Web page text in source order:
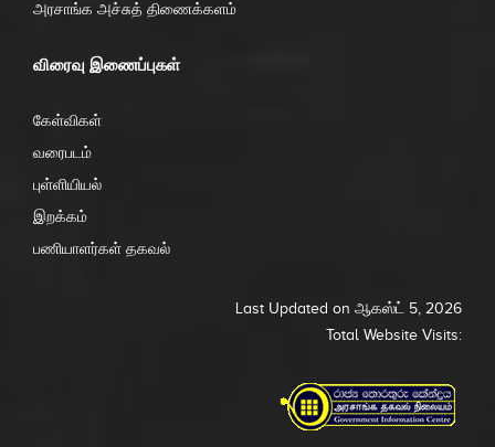
அரசாங்க அச்சுத் திணைக்களம்
விரைவு இணைப்புகள்
கேள்விகள்
வரைபடம்
புள்ளியியல்
இறக்கம்
பணியாளர்கள் தகவல்
Last Updated on ஆகஸ்ட் 5, 2026
Total Website Visits: